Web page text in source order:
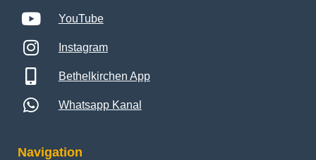
YouTube
Instagram
Bethelkirchen App
Whatsapp Kanal
Navigation